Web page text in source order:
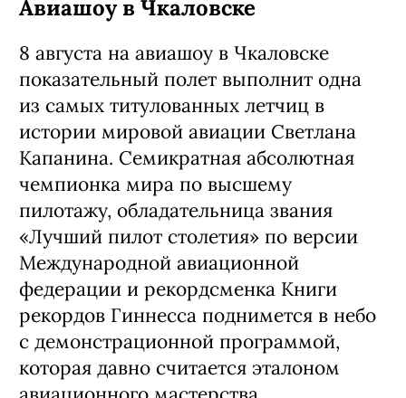
Авиашоу в Чкаловске
8 августа на авиашоу в Чкаловске
показательный полет выполнит одна
из самых титулованных летчиц в
истории мировой авиации Светлана
Капанина. Семикратная абсолютная
чемпионка мира по высшему
пилотажу, обладательница звания
«Лучший пилот столетия» по версии
Международной авиационной
федерации и рекордсменка Книги
рекордов Гиннесса поднимется в небо
с демонстрационной программой,
которая давно считается эталоном